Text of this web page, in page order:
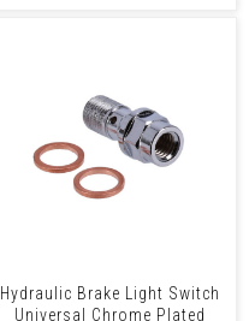
Hydraulic Brake Light Switch
Universal Chrome Plated